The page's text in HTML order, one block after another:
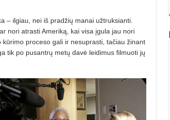
– ilgiau, nei iš pradžių manai užtruksianti.
nori atrasti Ameriką, kai visa įgula jau nori
proceso gali ir nesuprasti, tačiau žinant
tik po pusantrų metų davė leidimus filmuoti jų